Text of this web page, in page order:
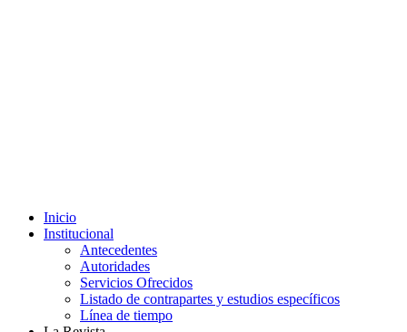
Inicio
Institucional
Antecedentes
Autoridades
Servicios Ofrecidos
Listado de contrapartes y estudios específicos
Línea de tiempo